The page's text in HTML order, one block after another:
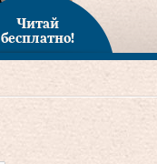
Читай
бесплатно!